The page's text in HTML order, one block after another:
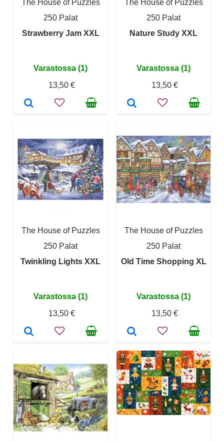
The House of Puzzles
250 Palat
Strawberry Jam XXL
Varastossa (1)
13,50 €
The House of Puzzles
250 Palat
Nature Study XXL
Varastossa (1)
13,50 €
The House of Puzzles
250 Palat
Twinkling Lights XXL
Varastossa (1)
13,50 €
The House of Puzzles
250 Palat
Old Time Shopping XL
Varastossa (1)
13,50 €